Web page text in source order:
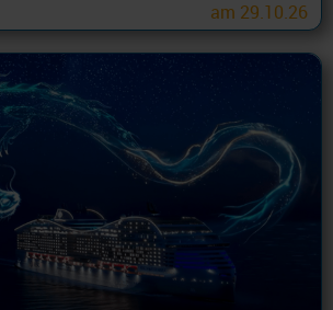
am 29.10.26